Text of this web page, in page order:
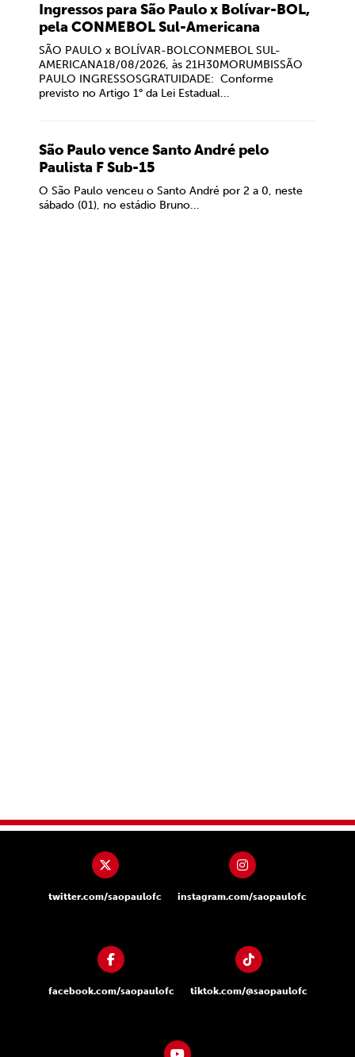
Ingressos para São Paulo x Bolívar-BOL,
pela CONMEBOL Sul-Americana
SÃO PAULO x BOLÍVAR-BOLCONMEBOL SUL-
AMERICANA18/08/2026, às 21H30MORUMBISSÃO
PAULO INGRESSOSGRATUIDADE: Conforme
previsto no Artigo 1° da Lei Estadual...
São Paulo vence Santo André pelo
Paulista F Sub-15
O São Paulo venceu o Santo André por 2 a 0, neste
sábado (01), no estádio Bruno...
twitter.com/saopaulofc instagram.com/saopaulofc
facebook.com/saopaulofc tiktok.com/@saopaulofc